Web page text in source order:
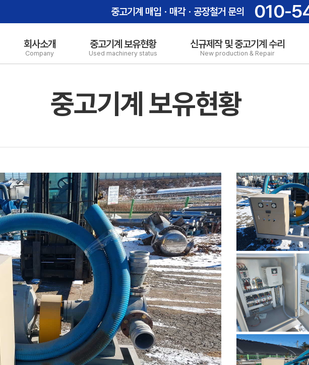
중고기계 매입ㆍ매각ㆍ공장철거 문의 010-
회사소개
Company
중고기계 보유현황
Used machinery status
신규제작 및 중고기계 수리
New production & Repair
중고기계 보유현황